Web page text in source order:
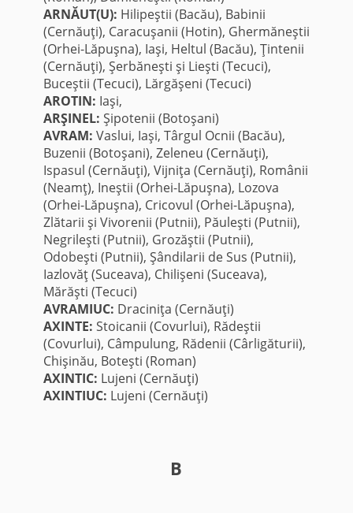
ARNĂUT(U): Hilipeştii (Bacău), Babinii
(Cernăuţi), Caracuşanii (Hotin), Ghermăneştii
(Orhei-Lăpuşna), Iaşi, Heltul (Bacău), Ţintenii
(Cernăuţi), Şerbăneşti şi Lieşti (Tecuci),
Buceştii (Tecuci), Lărgăşeni (Tecuci)
AROTIN: Iaşi,
ARŞINEL: Şipotenii (Botoşani)
AVRAM: Vaslui, Iaşi, Târgul Ocnii (Bacău),
Buzenii (Botoşani), Zeleneu (Cernăuţi),
Ispasul (Cernăuţi), Vijniţa (Cernăuţi), Românii
(Neamţ), Ineştii (Orhei-Lăpuşna), Lozova
(Orhei-Lăpuşna), Cricovul (Orhei-Lăpuşna),
Zlătarii şi Vivorenii (Putnii), Păuleşti (Putnii),
Negrileşti (Putnii), Grozăştii (Putnii),
Odobeşti (Putnii), Şândilarii de Sus (Putnii),
Iazlovăţ (Suceava), Chilişeni (Suceava),
Mărăşti (Tecuci)
AVRAMIUC: Draciniţa (Cernăuţi)
AXINTE: Stoicanii (Covurlui), Rădeştii
(Covurlui), Câmpulung, Rădenii (Cârligăturii),
Chişinău, Boteşti (Roman)
AXINTIC: Lujeni (Cernăuţi)
AXINTIUC: Lujeni (Cernăuţi)
B